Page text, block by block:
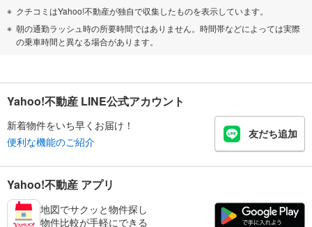
クチコミはYahoo!不動産が独自で収集したものを表示しています。
朝の通勤ラッシュ時の所要時間ではありません。時間帯などによっては実際
の乗車時間と異なる場合があります。
Yahoo!不動産 LINE公式アカウント
新着物件をいち早くお届け！
便利な機能のご紹介
友だち追加
Yahoo!不動産 アプリ
地図でサクッと物件探し
物件比較が手軽にできる